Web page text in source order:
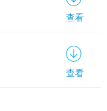
查看
查看